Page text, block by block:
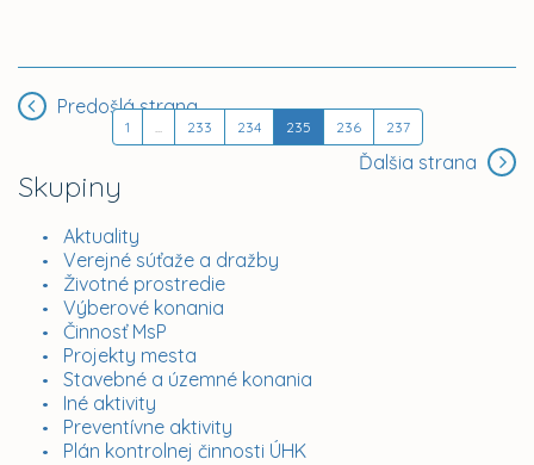
Skupiny
Aktuality
Verejné súťaže a dražby
Životné prostredie
Výberové konania
Činnosť MsP
Projekty mesta
Stavebné a územné konania
Iné aktivity
Preventívne aktivity
Plán kontrolnej činnosti ÚHK
Predošlá strana
1 ... 233 234 235 236 237
Ďalšia strana